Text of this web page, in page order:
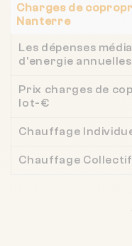
Charges de
Nanterre
Les dépenses
d'energie annuelles
Prix charges de
lot-€
Chauffage
Chauffage Collectif